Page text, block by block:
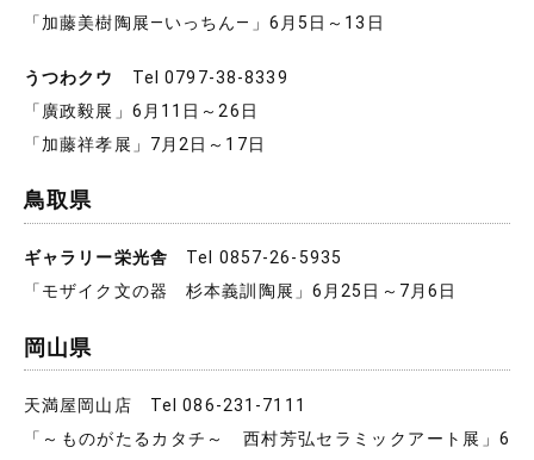
「加藤美樹陶展―いっちん―」6月5日～13日
うつわクウ
Tel 0797-38-8339
「廣政毅展」6月11日～26日
「加藤祥孝展」7月2日～17日
鳥取県
ギャラリー栄光舎 Tel 0857-26-5935
「モザイク文の器 杉本義訓陶展」6月25日～7月6日
岡山県
天満屋岡山店 Tel 086-231-7111
「～ものがたるカタチ～ 西村芳弘セラミックアート展」6